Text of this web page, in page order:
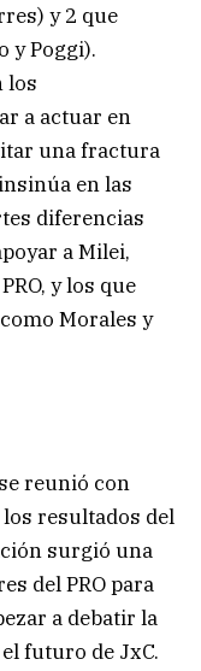
y 2 que
y Poggi).
los
a actuar en
una fractura
en las
diferencias
a Milei,
y los que
Morales y
reunió con
resultados del
surgió una
del PRO para
a debatir la
futuro de JxC.